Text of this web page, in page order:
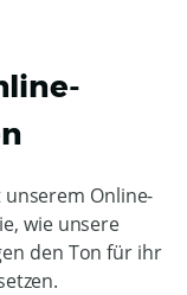
Online-
wie unsere
den Ton für ihr